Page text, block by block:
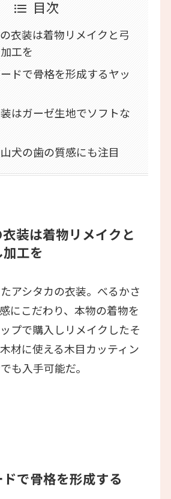
目次
衣装は着物リメイクと弓
工を
ドで骨格を形成するヤッ
はガーゼ生地でソフトな
犬の歯の質感にも注目
装は着物リメイクと
工を
アシタカの衣装。べるかさ
にこだわり、 本物の着物を
プで購入しリメイクしたそ
材に使える木目カッティン
も入手可能だ。
で骨格を形成する